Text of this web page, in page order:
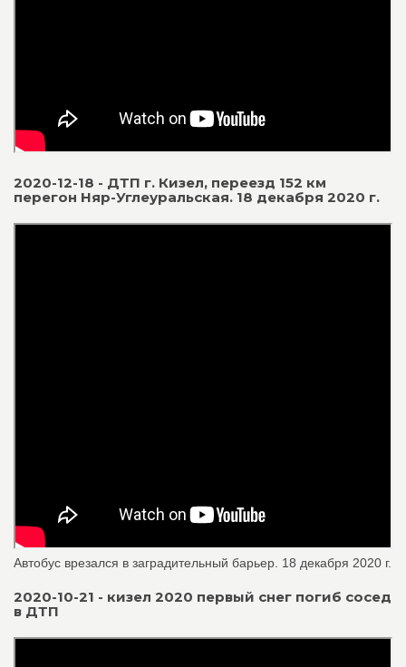
2020-12-18 - ДТП г. Кизел, переезд 152 км
перегон Няр-Углеуральская. 18 декабря 2020 г.
Автобус врезался в заградительный барьер. 18 декабря 2020 г.
2020-10-21 - кизел 2020 первый снег погиб сосед
в ДТП